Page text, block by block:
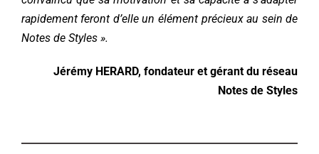
rapidement feront d’elle un élément précieux au sein de
Notes de Styles ».
Jérémy HERARD, fondateur et gérant du réseau
Notes de Styles